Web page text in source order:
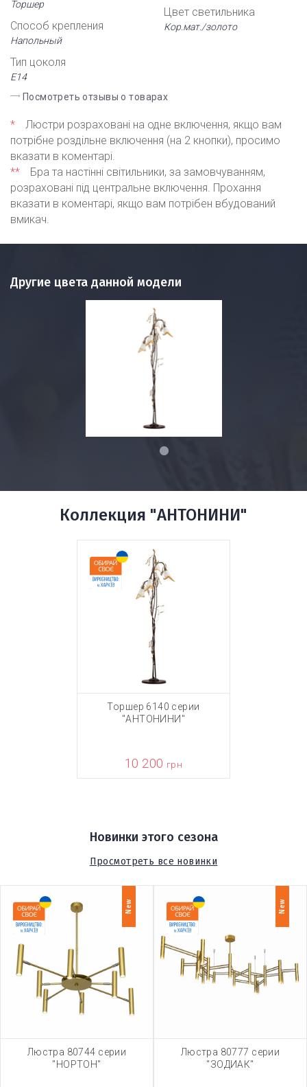
Торшер
Способ крепления
Напольный
Тип цоколя
Е14
Цвет светильника
Кор.мат./золото
Посмотреть отзывы о товарах
*
Люстри розраховані на одне включення, якщо вам
потрібне роздільне включення (на 2 кнопки), просимо
вказати в коментарі.
**
Бра та настінні світильники, за замовчуванням,
розраховані під центральне включення. Прохання
вказати в коментарі, якщо вам потрібен вбудований
вмикач.
Другие цвета данной модели
1
Коллекция "АНТОНИНИ"
Торшер 6140 серии
"АНТОНИНИ"
10 200 грн
Новинки этого сезона
Просмотреть все новинки
New
Люстра 80744 серии
"НОРТОН"
New
Люстра 80777 серии
"ЗОДИАК"